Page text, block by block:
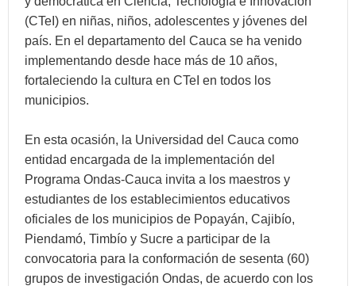
(CTeI) en niñas, niños, adolescentes y jóvenes del
país. En el departamento del Cauca se ha venido
implementando desde hace más de 10 años,
fortaleciendo la cultura en CTeI en todos los
municipios.
En esta ocasión, la Universidad del Cauca como
entidad encargada de la implementación del
Programa Ondas-Cauca invita a los maestros y
estudiantes de los establecimientos educativos
oficiales de los municipios de Popayán, Cajibío,
Piendamó, Timbío y Sucre a participar de la
convocatoria para la conformación de sesenta (60)
grupos de investigación Ondas, de acuerdo con los